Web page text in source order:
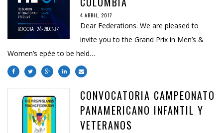
4 ABRIL, 2017
Dear Federations. We are pleased to
invite you to the Grand Prix in Men’s &
Women’s epée to be held…
CONVOCATORIA CAMPEONATO
PANAMERICANO INFANTIL Y
VETERANOS